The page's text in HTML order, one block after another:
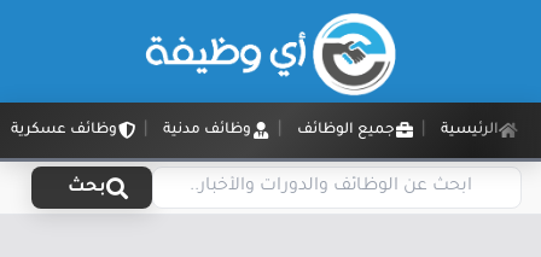
الرئيسية جميع الوظائف وظائف مدنية وظائف عسكرية
بحث